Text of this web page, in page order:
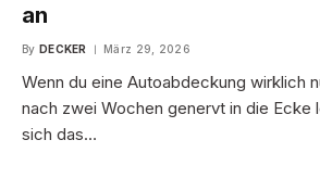
an
By DECKER März 29, 2026
Wenn du eine Autoabdeckung wirklich
nach zwei Wochen genervt in die
sich das…